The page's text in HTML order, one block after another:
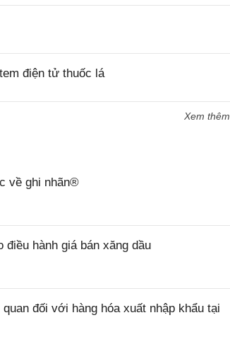
điện tử thuốc lá
Xem thêm
về ghi nhãn®
điều hành giá bán xăng dầu
đối với hàng hóa xuất nhập khẩu tại